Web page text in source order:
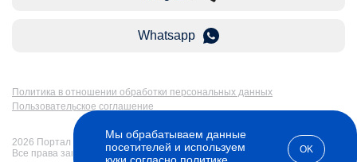
Whatsapp
Политика в отношении обработки персональных данных
Пользовательское соглашение
2026 Портал Бакалавр-Магистр: дистанционное образование в России.
Все права защищены
Мы обрабатываем данные
посетителей и используем
OK